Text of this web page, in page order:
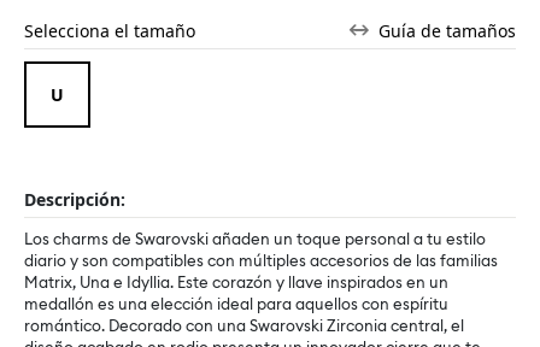
Selecciona el tamaño Guía de tamaños
Descripción:
Los charms de Swarovski añaden un toque personal a tu estilo
diario y son compatibles con múltiples accesorios de las familias
Matrix, Una e Idyllia. Este corazón y llave inspirados en un
medallón es una elección ideal para aquellos con espíritu
romántico. Decorado con una Swarovski Zirconia central, el